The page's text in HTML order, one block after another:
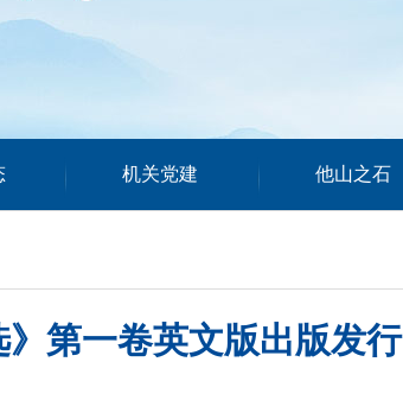
机关党建 他山之石
》第一卷英文版出版发行